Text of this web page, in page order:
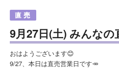
9月27日(土) みんなの
おはようございます😊
9/27、本日は直売営業日です🥕